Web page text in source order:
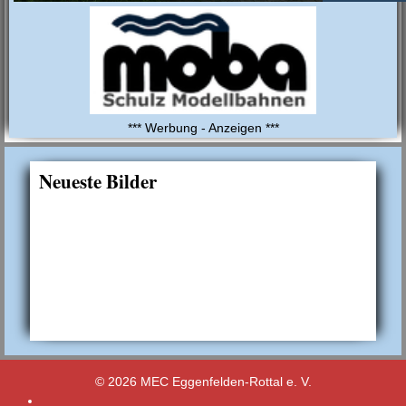
*** Werbung - Anzeigen ***
Neueste Bilder
© 2026 MEC Eggenfelden-Rottal e. V.